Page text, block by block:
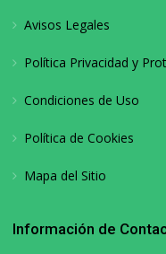
Avisos Legales
Política Privacidad y
Condiciones de Uso
Política de Cookies
Mapa del Sitio
Información de